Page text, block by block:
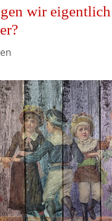
wir eigentlich